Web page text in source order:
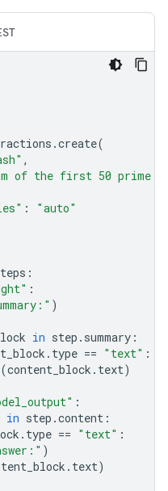
.create(
,
of the first 50 prime
:
"auto"
:
:
)
in step . summary :
. type == "text" :
(content_block . text)
:
in step .content :
. type == "text" :
)
. text)